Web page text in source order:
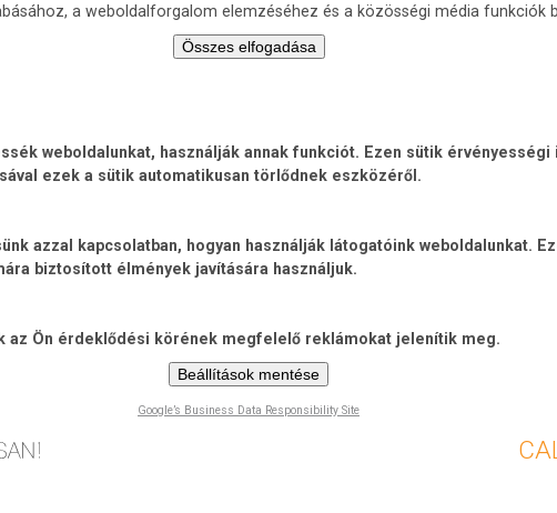
a weboldalforgalom elemzéséhez és a közösségi média funkciók
Összes elfogadása
weboldalunkat, használják annak funkciót. Ezen sütik
ezek a sütik automatikusan törlődnek eszközéről.
azzal kapcsolatban, hogyan használják látogatóink weboldalunkat.
biztosított élmények javítására használjuk.
az Ön érdeklődési körének megfelelő reklámokat jelenítik meg.
Beállítások mentése
Google’s Business Data Responsibility Site